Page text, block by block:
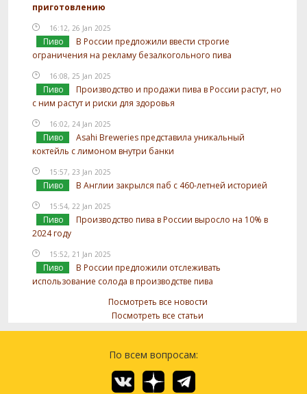
приготовлению
16:12, 26 Jan 2025
Пиво
В России предложили ввести строгие
ограничения на рекламу безалкогольного пива
16:08, 25 Jan 2025
Пиво
Производство и продажи пива в России растут, но
с ним растут и риски для здоровья
16:02, 24 Jan 2025
Пиво
Asahi Breweries представила уникальный
коктейль с лимоном внутри банки
15:57, 23 Jan 2025
Пиво В Англии закрылся паб с 460-летней историей
15:54, 22 Jan 2025
Пиво
Производство пива в России выросло на 10% в
2024 году
15:52, 21 Jan 2025
Пиво
В России предложили отслеживать
использование солода в производстве пива
Посмотреть все новости
Посмотреть все статьи
По всем вопросам: